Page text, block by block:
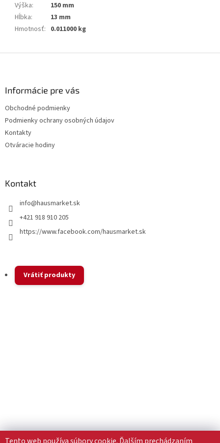
Výška:
150 mm
Hĺbka:
13 mm
Hmotnosť: 0.011000 kg
Informácie pre vás
Obchodné podmienky
Podmienky ochrany osobných údajov
Kontakty
Otváracie hodiny
Kontakt
info@hausmarket.sk
+421 918 910 205
https://www.facebook.com/hausmarket.sk
Vrátiť produkty